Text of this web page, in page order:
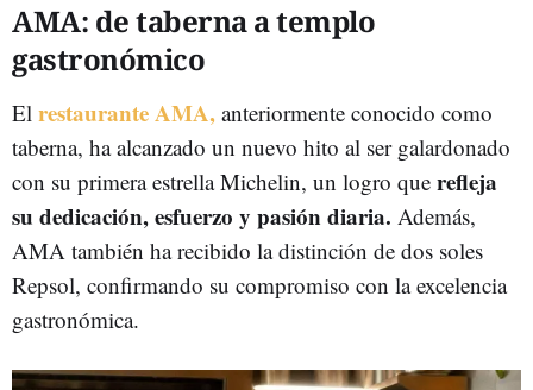
AMA: de taberna a templo
gastronómico
El restaurante AMA, anteriormente conocido como
taberna, ha alcanzado un nuevo hito al ser galardonado
con su primera estrella Michelin, un logro que refleja
su dedicación, esfuerzo y pasión diaria. Además,
AMA también ha recibido la distinción de dos soles
Repsol, confirmando su compromiso con la excelencia
gastronómica.